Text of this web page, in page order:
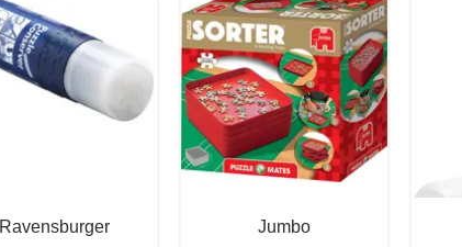
Ravensburger Jumbo